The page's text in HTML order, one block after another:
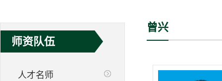
师资队伍
人才名师
曾兴